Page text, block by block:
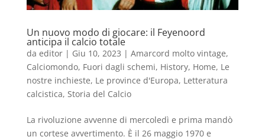
Un nuovo modo di giocare: il Feyenoord
anticipa il calcio totale
da editor| Giu 10, 2023 | Amarcord molto vintage,
Calciomondo, Fuori dagli schemi, History, Home, Le
nostre inchieste, Le province d'Europa, Letteratura
calcistica, Storia del Calcio
La rivoluzione avvenne di mercoledì e prima mandò
un cortese avvertimento. È il 26 maggio 1970 e